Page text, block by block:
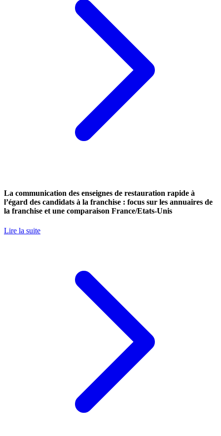
La communication des enseignes de restauration rapide à
l’égard des candidats à la franchise : focus sur les annuaires de
la franchise et une comparaison France/Etats-Unis
Lire la suite